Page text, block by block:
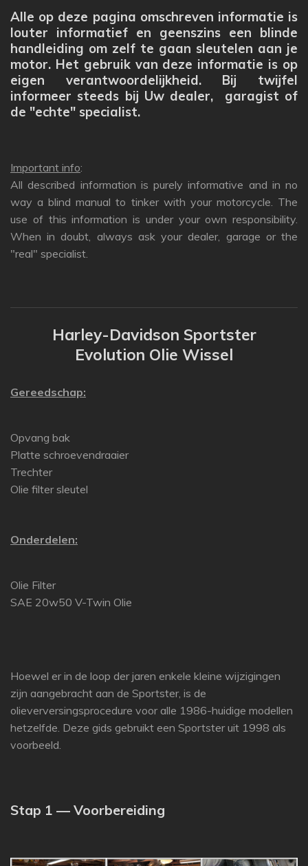
Alle op deze pagina omschreven informatie is
louter informatief en geenszins een blinde
handleiding om zelf te gaan sleutelen aan je
motor. Het gebruik van deze informatie is op
eigen verantwoordelijkheid. Bij twijfel
informeer steeds bij Uw dealer, garagist of
de "echte" specialist.
Important info:
All described information is purely informative and in no
way a blind manual to tinker with your motorcycle. The
use of this information is under your own responsibility.
When in doubt, always ask your dealer, garage or the
"real" specialist.
Harley-Davidson Sportster
Evolution Olie Wissel
Gereedschap:
Opvang bak
Platte schroevendraaier
Trechter
Olie filter sleutel
Onderdelen:
Olie Filter
SAE 20w50 V-Twin Olie
Hoewel er in de loop der jaren enkele kleine wijzigingen
zijn aangebracht aan de Sportster, is de
olieverversingsprocedure voor alle 1986-huidige modellen
hetzelfde. Deze gids gebruikt een Sportster uit 1998 als
voorbeeld.
Stap 1 — Voorbereiding